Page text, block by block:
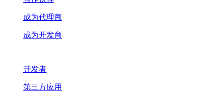
成为代理商
成为开发商
开发者
第三方应用